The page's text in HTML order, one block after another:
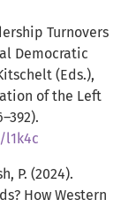
Turnovers
Democratic
(Eds.),
of the Left
P. (2024).
How Western